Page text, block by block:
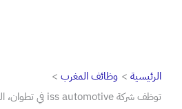
الرئيسية
وظائف المغرب
توظف شركة iss automotive في تطوان، العديد من الوظائف متاحة فورا